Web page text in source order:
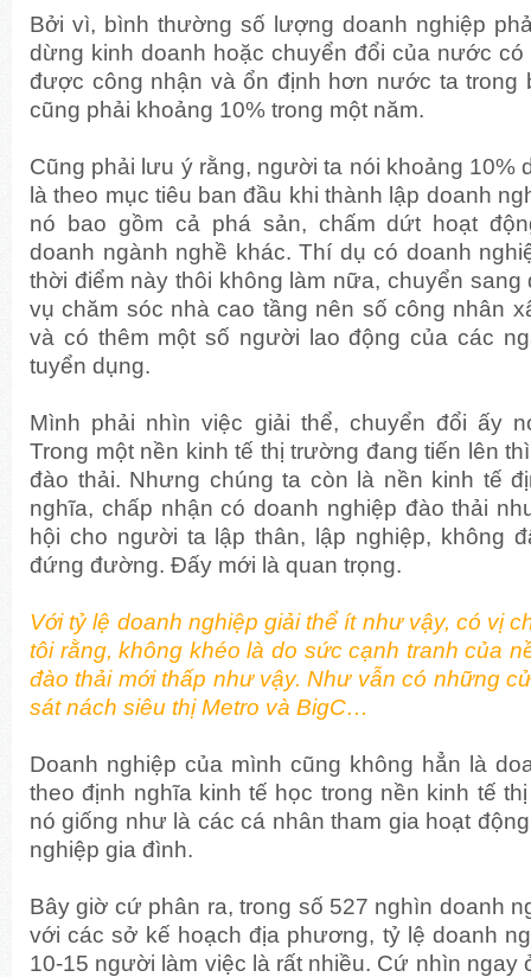
Bởi vì, bình thường số lượng doanh nghiệp
dừng kinh doanh hoặc chuyển đổi của nước
được công nhận và ổn định hơn nước ta trong
cũng phải khoảng 10% trong một năm.
Cũng phải lưu ý rằng, người ta nói khoảng 10%
là theo mục tiêu ban đầu khi thành lập doanh
nó bao gồm cả phá sản, chấm dứt hoạt
doanh ngành nghề khác. Thí dụ có doanh
thời điểm này thôi không làm nữa, chuyển
vụ chăm sóc nhà cao tầng nên số công nhân
và có thêm một số người lao động của các
tuyển dụng.
Mình phải nhìn việc giải thể, chuyển đổi ấy
Trong một nền kinh tế thị trường đang tiến lên
đào thải. Nhưng chúng ta còn là nền kinh tế
nghĩa, chấp nhận có doanh nghiệp đào thải
hội cho người ta lập thân, lập nghiệp, không
đứng đường. Đấy mới là quan trọng.
Với tỷ lệ doanh nghiệp giải thể ít như vậy, có vị
tôi rằng, không khéo là do sức cạnh tranh của
đào thải mới thấp như vậy. Như vẫn có những
sát nách siêu thị Metro và BigC…
Doanh nghiệp của mình cũng không hẳn là
theo định nghĩa kinh tế học trong nền kinh tế
nó giống như là các cá nhân tham gia hoạt
nghiệp gia đình.
Bây giờ cứ phân ra, trong số 527 nghìn doanh
với các sở kế hoạch địa phương, tỷ lệ doanh
10-15 người làm việc là rất nhiều. Cứ nhìn ngay